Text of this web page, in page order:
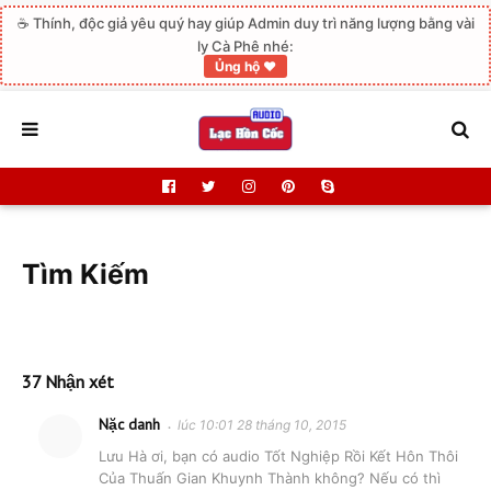
☕ Thính, độc giả yêu quý hay giúp Admin duy trì năng lượng bằng vài
ly Cà Phê nhé:
Ủng hộ ❤️
Tìm Kiếm
37 Nhận xét
Nặc danh lúc 10:01 28 tháng 10, 2015
Lưu Hà ơi, bạn có audio Tốt Nghiệp Rồi Kết Hôn Thôi
Của Thuấn Gian Khuynh Thành không? Nếu có thì